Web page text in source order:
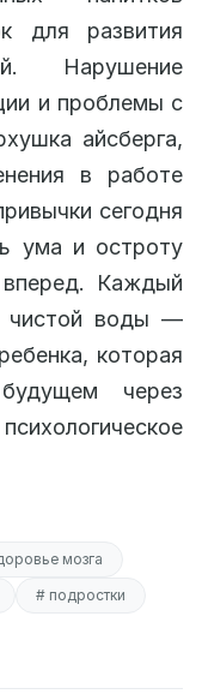
для развития
Нарушение
и проблемы с
айсберга,
в работе
сегодня
ума и остроту
Каждый
чистой воды —
которая
через
мозга
# подростки